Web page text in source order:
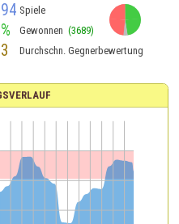
Spiele
Gewonnen (3689)
Durchschn. Gegnerbewertung